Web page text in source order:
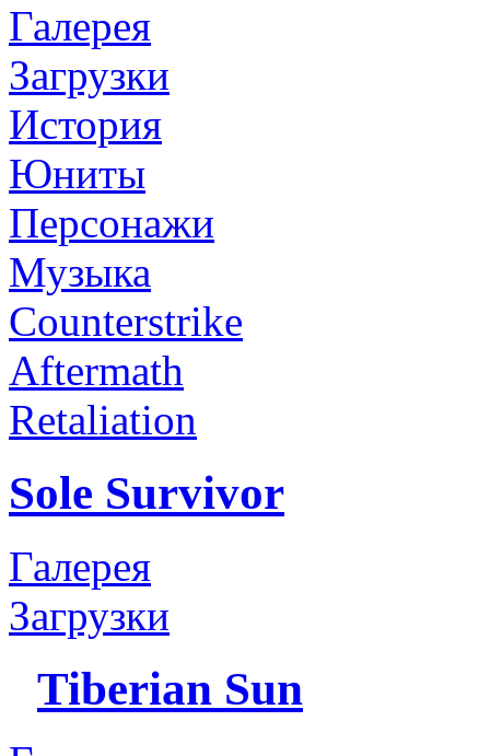
Галерея
Загрузки
История
Юниты
Персонажи
Музыка
Counterstrike
Aftermath
Retaliation
Sole Survivor
Галерея
Загрузки
Tiberian Sun